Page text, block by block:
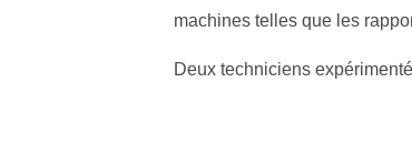
machines telles que les
Deux techniciens